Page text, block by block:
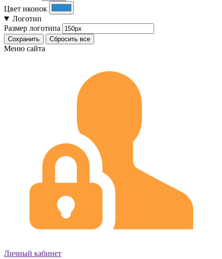
Цвет иконок
Логотип
Размер логотипа
Сохранить Сбросить все
Меню сайта
Личный кабинет